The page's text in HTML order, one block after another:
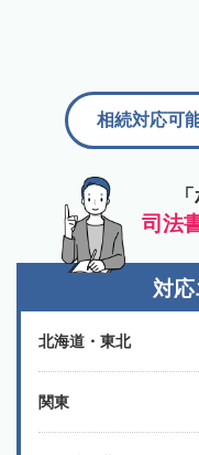
司法
相続対応可
対
北海道・東北
関東